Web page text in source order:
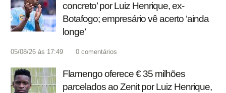
concreto’ por Luiz Henrique, ex-
Botafogo; empresário vê acerto ‘ainda
longe’
05/08/26 às 17:49 0 comentários
Flamengo oferece € 35 milhões
parcelados ao Zenit por Luiz Henrique,